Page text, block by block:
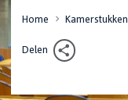
Home Kamerstukken
Delen